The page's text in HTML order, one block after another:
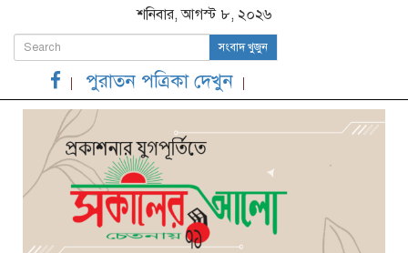
শনিবার, আগস্ট ৮, ২০২৬
সংবাদ খুজুন
পুরাতন পত্রিকা দেখুন